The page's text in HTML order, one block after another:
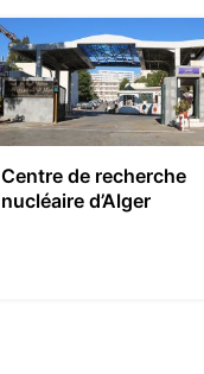
Centre de recherche
nucléaire d’Alger